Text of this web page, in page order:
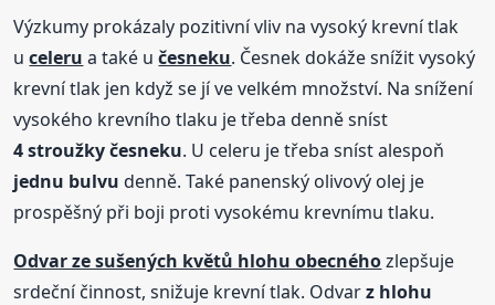
Výzkumy prokázaly pozitivní vliv na vysoký krevní tlak
uceleru a také učesneku. Česnek dokáže snížit vysoký
krevní tlak jen když se jí ve velkém množství. Na snížení
vysokého krevního tlaku je třeba denně sníst
4 stroužky česneku. U celeru je třeba sníst alespoň
jednu bulvu denně. Také panenský olivový olej je
prospěšný při boji proti vysokému krevnímu tlaku.
Odvar ze sušených květů hlohu obecnéhozlepšuje
srdeční činnost, snižuje krevní tlak. Odvarz hlohu